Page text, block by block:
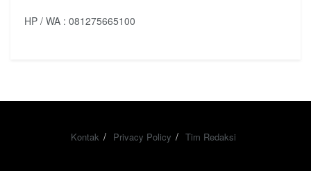
HP / WA : 081275665100
Kontak Privacy Policy Tim Redaksi